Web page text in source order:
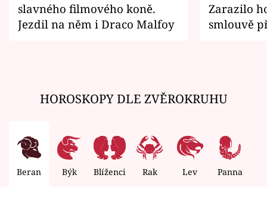
slavného filmového koně.
Jezdil na něm i Draco Malfoy
Zarazilo
smlouvě
HOROSKOPY DLE ZVĚROKRUHU
Beran Býk Blíženci Rak Lev Panna